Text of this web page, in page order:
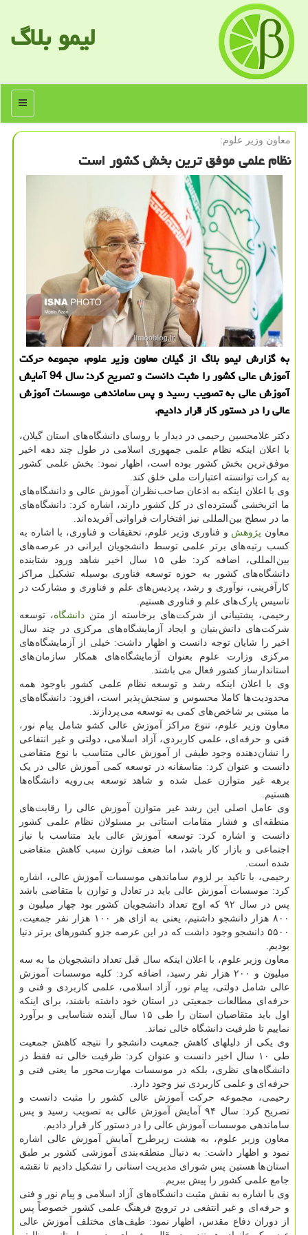
لیمو بلاگ
منو
معاون وزیر علوم:
نظام علمی موفق ترین بخش كشور است
به گزارش لیمو بلاگ از گیلان معاون وزیر علوم، مجموعه حرکت
آموزش عالی کشور را مثبت دانست و تصریح کرد: سال 94 آمایش
آموزش عالی به تصویب رسید و پس ساماندهی موسسات آموزش
عالی را در دستور کار قرار دادیم.
دکتر غلامحسین رحیمی در دیدار با روسای دانشگاه های استان گیلان،
با اعلان اینکه نظام علمی جمهوری اسلامی در طول چند دهه اخیر
موفق ترین بخش کشور بوده است، اظهار نمود: بخش علمی کشور
به کرات توانسته اعتبارات ملی خلق کند.
وی با اعلان اینکه به اذعان صاحب نظران آموزش عالی و دانشگاه های
ما اثربخشی گسترده ای در کل کشور دارند، اشاره کرد: دانشگاه های
ما در سطح بین المللی نیز افتخارات فراوانی آفریده اند.
معاون پژوهش و فناوری وزیر علوم، تحقیقات و فناوری، با اشاره به
کسب رتبه های برتر علمی توسط دانشجویان ایرانی در عرصه های
بین المللی، اضافه کرد: طی ۱۵ سال اخیر شاهد ورود شتابنده
دانشگاه های کشور به حوزه توسعه فناوری بوسیله تشکیل مراکز
کارآفرینی، نوآوری و رشد، پردیس های علم و فناوری و مشارکت در
تاسیس پارک های علم و فناوری هستیم.
رحیمی، پشتیبانی از شرکت های برخاسته از متندانشگاه، توسعه
شرکت های دانش بنیان و ایجاد آزمایشگاه های مرکزی در چند سال
اخیر را شایان توجه دانست و اظهار داشت: خیلی از آزمایشگاه های
مرکزی وزارت علوم بعنوان آزمایشگاه های همکار سازمان های
استاندارساز کشور فعال می باشند.
وی با اعلان اینکه رشد و توسعه نظام علمی کشور باوجود همه
محدودیت ها کاملا محسوس و سنجش پذیر است، افزود: دانشگاه های
ما مبتنی بر شاخص های کمی به توسعه می پردازند.
معاون وزیر علوم، تنوع مراکز آموزش عالی کشو شامل پیام نور،
فنی و حرفه ای، علمی کاربردی، آزاد اسلامی، دولتی و غیر انتفاعی
را نشان دهنده وجود طیفی از آموزش عالی متناسب با نوع متقاضی
دانست و عنوان کرد: متاسفانه در توسعه کمی آموزش عالی در یک
برهه غیر متوازن عمل شده و شاهد توسعه بی رویه دانشگاه ها
هستیم.
وی عامل اصلی این رشد غیر متوازن آموزش عالی را رقابت های
منطقه ای و فشار مقامات استانی بر مسئولان نظام علمی کشور
دانست و اشاره کرد: توسعه آموزش عالی باید متناسب با نیاز
اجتماعی و بازار کار باشد، اما ضعف توازن سبب کاهش متقاضی
شده است.
رحیمی، با تاکید بر لزوم ساماندهی موسسات آموزش عالی، اشاره
کرد: موسسات آموزش عالی باید در تعادل و توازن با متقاضی باشد
پس در سال ۹۲ که اوج تعداد دانشجویان کشور بود چهار میلیون و
۸۰۰ هزار دانشجو داشتیم، یعنی به ازای هر ۱۰۰ هزار نفر جمعیت،
۵۵۰۰ دانشجو وجود داشت که در این عرصه جزو کشورهای برتر دنیا
بودیم.
معاون وزیر علوم، با اعلان اینکه سال قبل تعداد دانشجویان ما به سه
میلیون و ۲۰۰ هزار نفر رسید، اضافه کرد: کلیه موسسات آموزش
عالی شامل دولتی، پیام نور، آزاد اسلامی، علمی کاربردی و فنی و
حرفه ای مطالعات جمعیتی در استان خود داشته باشند، برای اینکه
اول باید متقاضیان استان را طی ۱۵ سال آینده شناسایی و برآورد
نماییم تا ظرفیت دانشگاه خالی نماند.
وی یکی از دلیلهای کاهش جمعیت دانشجو را نتیجه کاهش جمعیت
طی ۱۰ سال اخیر دانست و عنوان کرد: ظرفیت خالی نه فقط در
دانشگاه های نظری، بلکه در موسسات مهارت محور ما یعنی فنی و
حرفه ای و علمی کاربردی نیز وجود دارد.
رحیمی، مجموعه حرکت آموزش عالی کشور را مثبت دانست و
تصریح کرد: سال ۹۴ آمایش آموزش عالی به تصویب رسید و پس
ساماندهی موسسات آموزش عالی را در دستور کار قرار دادیم.
معاون وزیر علوم، به هشت زیرطرح آمایش آموزش عالی اشاره
نمود و اظهار داشت: به دنبال منطقه بندی آموزشی کشور بر طبق
استان ها هستین پس شورای مدیریت استانی را تشکیل دادیم تا نقشه
جامع علمی کشور را پیش ببریم.
وی با اشاره به نقش مثبت دانشگاه های آزاد اسلامی و پیام نور و فنی
و حرفه ای و غیر انتفعی در ترویج فرهنگ علمی کشور خصوصاً پس
از دوران دفاع مقدس، اظهار نمود: طیف های مختلف آموزش عالی